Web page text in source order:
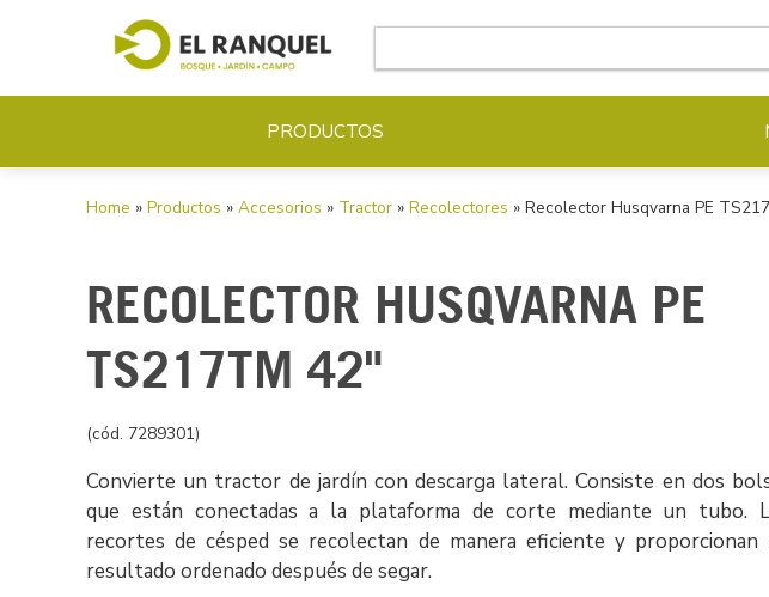
PRODUCTOS
Home » Productos » Accesorios » Tractor » Recolectores » Recolector Husqvarna PE
RECOLECTOR HUSQVARNA PE
TS217TM 42"
(cód. 7289301)
Convierte un tractor de jardín con descarga lateral. Consiste en dos
que están conectadas a la plataforma de corte mediante un tubo.
recortes de césped se recolectan de manera eficiente y proporcionan
resultado ordenado después de segar.